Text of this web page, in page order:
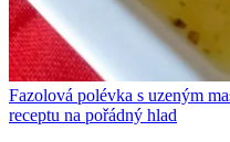
Fazolová polévka s uzeným
receptu na pořádný hlad